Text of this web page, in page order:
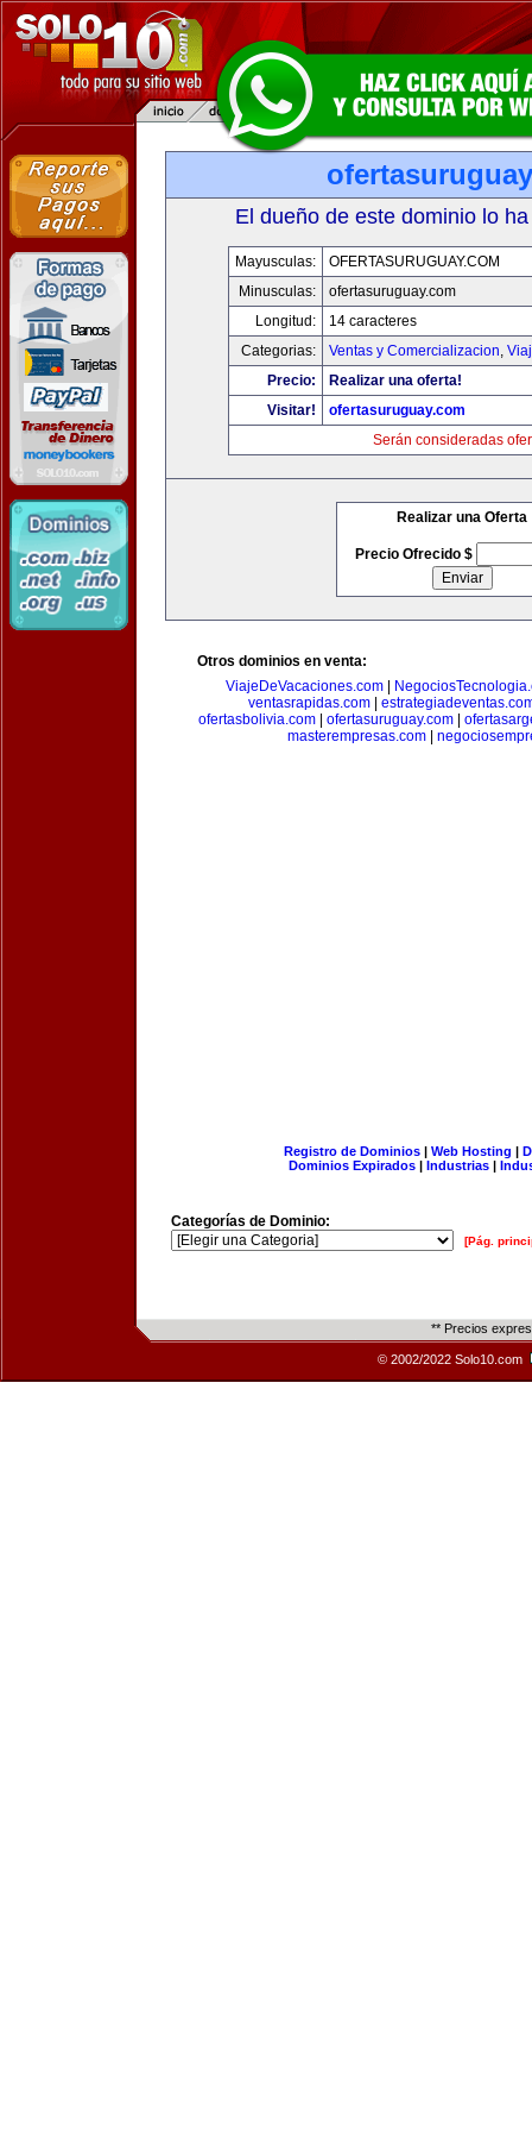
El dueño de este dominio lo
Mayusculas:
OFERTASURUGUAY.COM
Minusculas:
ofertasuruguay.com
Longitud:
14 caracteres
Categorias:
Ventas y Comercializacion,
Precio:
Realizar una oferta!
Visitar!
ofertasuruguay.com
Serán consideradas
Realizar una Oferta
Precio Ofrecido $
Otros dominios en venta:
ViajeDeVacaciones.com|
ventasrapidas.com|
ofertasbolivia.com| ofertasuruguay.com|
masterempresas.com|
Registro de Dominios| Web Hosting |
Dominios Expirados | Industrias |
Categorías de Dominio:
[Pág.
** Precios
© 2002/2022 Solo10.com